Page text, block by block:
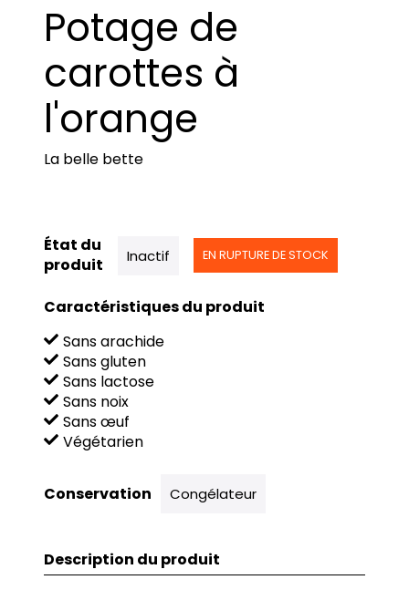
Potage de
carottes à
l'orange
La belle bette
État du
produit
Inactif EN RUPTURE DE STOCK
Caractéristiques du produit
Sans arachide
Sans gluten
Sans lactose
Sans noix
Sans œuf
Végétarien
Conservation Congélateur
Description du produit